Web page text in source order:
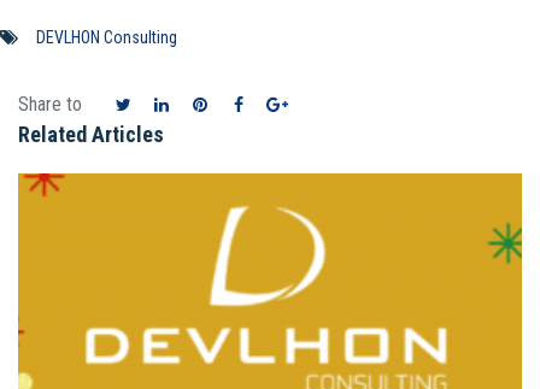
DEVLHON Consulting
Share to
Related Articles